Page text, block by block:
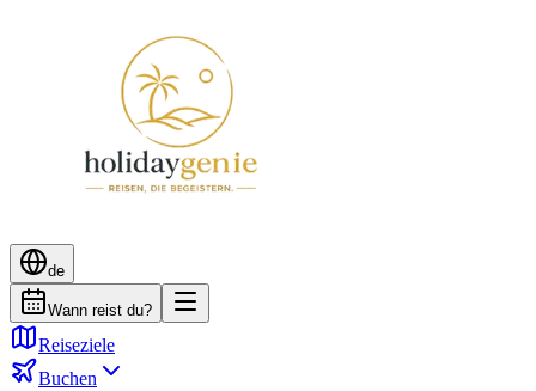
de
Wann reist du?
Reiseziele
Buchen